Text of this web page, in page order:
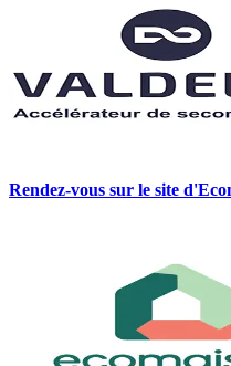
Rendez-vous sur le site